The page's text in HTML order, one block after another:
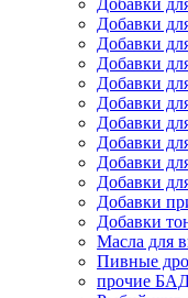
Добавки
Добавки
Добавки
Добавки
Добавки
Добавки
Добавки
Добавки
Добавки
Добавки
Добавки
Добавки
Масла для
Пивные
прочие